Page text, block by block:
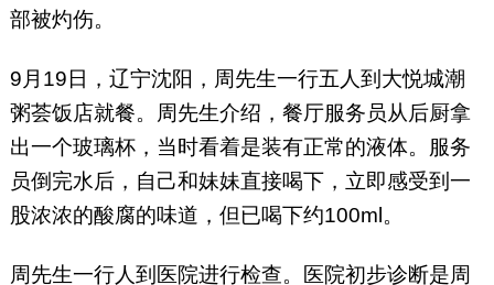
部被灼伤。
9月19日，辽宁沈阳，周先生一行五人到大悦城潮
粥荟饭店就餐。周先生介绍，餐厅服务员从后厨拿
出一个玻璃杯，当时看着是装有正常的液体。服务
员倒完水后，自己和妹妹直接喝下，立即感受到一
股浓浓的酸腐的味道，但已喝下约100ml。
周先生一行人到医院进行检查。医院初步诊断是周